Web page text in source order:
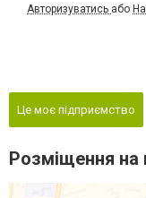
Авторизуватись або
Це моє підприємство
Розміщення на